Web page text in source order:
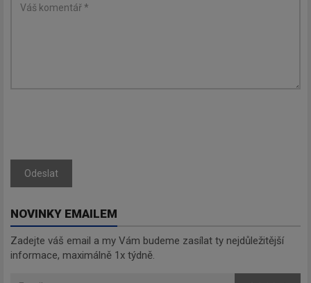
Odeslat
NOVINKY EMAILEM
Zadejte váš email a my Vám budeme zasílat ty nejdůležitější
informace, maximálně 1x týdně.